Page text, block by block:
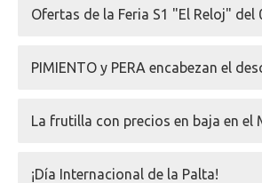
Ofertas de la Feria S1 "El Reloj"
PIMIENTO y PERA encabezan el
La frutilla con precios en baja en el
¡Día Internacional de la Palta!